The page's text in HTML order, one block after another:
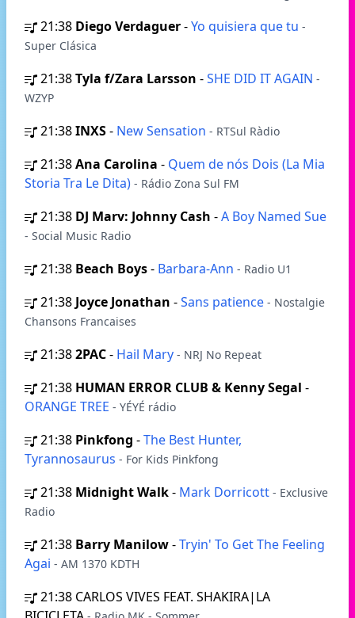
21:38 Diego Verdaguer-Yo quisiera que tu -
Super Clásica
21:38Tyla f/Zara Larsson -SHE DID IT AGAIN -
WZYP
21:38INXS- New Sensation - RTSul Ràdio
21:38Ana Carolina - Quem de nós Dois (La Mia
Storia Tra Le Dita) - Rádio Zona Sul FM
21:38 DJ Marv: Johnny Cash -A Boy Named Sue
- Social Music Radio
21:38 Beach Boys- Barbara-Ann - Radio U1
21:38 Joyce Jonathan -Sans patience - Nostalgie
Chansons Francaises
21:382PAC- Hail Mary - NRJ No Repeat
21:38 HUMAN ERROR CLUB & Kenny Segal -
ORANGE TREE - YÉYÉ rádio
21:38 Pinkfong -The Best Hunter,
Tyrannosaurus - For Kids Pinkfong
21:38 Midnight Walk- Mark Dorricott - Exclusive
Radio
21:38 Barry Manilow-Tryin' To Get The Feeling
Agai - AM 1370 KDTH
21:38 CARLOS VIVES FEAT. SHAKIRA|LA